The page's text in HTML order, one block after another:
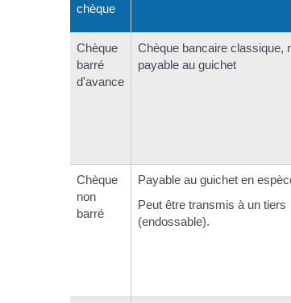
chèque
Chèque
barré
d'avance
Chèque bancaire classique,
payable au guichet
Chèque
non
barré
Payable au guichet en
Peut être transmis à un tiers
(endossable).